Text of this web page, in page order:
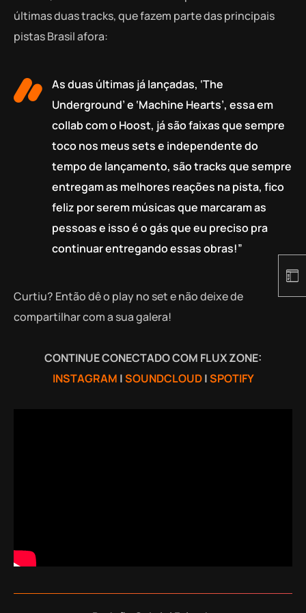
últimas duas tracks, que fazem parte das principais
pistas Brasil afora:
As duas últimas já lançadas, ‘The
Underground’ e ‘Machine Hearts’, essa em
collab com o Hoost, já são faixas que sempre
toco nos meus sets e independente do
tempo de lançamento, são tracks que sempre
entregam as melhores reações na pista, fico
feliz por serem músicas que marcaram as
pessoas e isso é o gás que eu preciso pra
continuar entregando essas obras!”
Curtiu? Então dê o play no set e não deixe de
compartilhar com a sua galera!
CONTINUE CONECTADO COM FLUX ZONE:
INSTAGRAM |SOUNDCLOUD|SPOTIFY